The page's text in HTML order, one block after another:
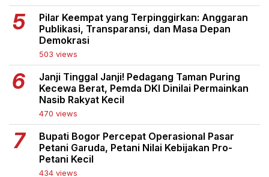
Pilar Keempat yang Terpinggirkan: Anggaran
Publikasi, Transparansi, dan Masa Depan
Demokrasi
503 views
Janji Tinggal Janji! Pedagang Taman Puring
Kecewa Berat, Pemda DKI Dinilai Permainkan
Nasib Rakyat Kecil
470 views
Bupati Bogor Percepat Operasional Pasar
Petani Garuda, Petani Nilai Kebijakan Pro-
Petani Kecil
434 views